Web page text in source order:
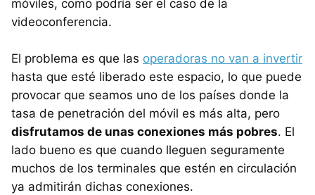
móviles, como podría ser el caso de la
videoconferencia.
El problema es que las operadoras no van a invertir
hasta que esté liberado este espacio, lo que puede
provocar que seamos uno de los países donde la
tasa de penetración del móvil es más alta, pero
disfrutamos de unas conexiones más pobres. El
lado bueno es que cuando lleguen seguramente
muchos de los terminales que estén en circulación
ya admitirán dichas conexiones.